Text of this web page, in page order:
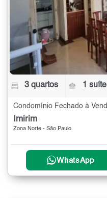
3 quartos 1 suíte
Imirim
Zona Norte - São Paulo
WhatsApp